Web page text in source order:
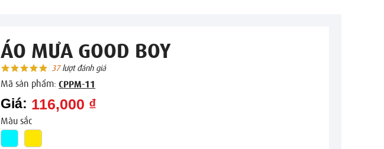
ÁO MƯA GOOD BOY
37lượt đánh giá
Mã sản phẩm:CPPM-11
Giá: 116,000 ₫
Màu sắc